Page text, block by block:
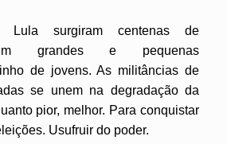
Lula surgiram centenas de
grandes e pequenas
de jovens. As militâncias de
se unem na degradação da
pior, melhor. Para conquistar
Usufruir do poder.